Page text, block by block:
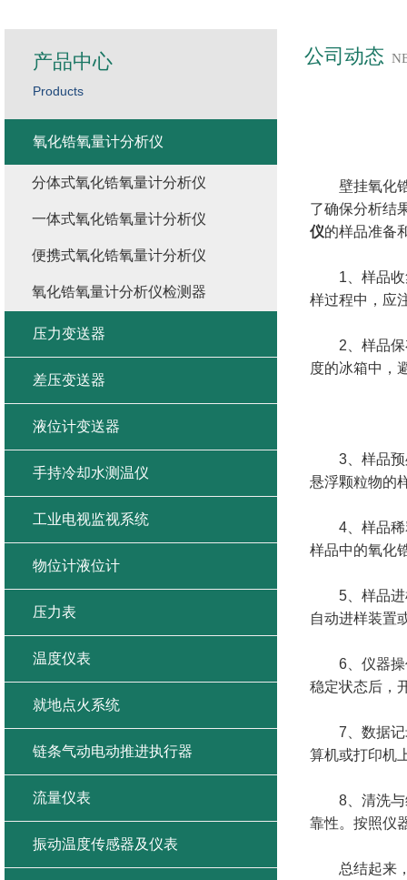
公司动态
壁挂氧化锆
了确保分析结
仪的样品准备
1、样品收集
样过程中，应
2、样品保存
度的冰箱中，
3、样品预处
悬浮颗粒物的
4、样品稀释
样品中的氧化
5、样品进样
自动进样装置
6、仪器操作
稳定状态后，
7、数据记录
算机或打印机
8、清洗与维
靠性。按照仪
总结起来，
产品中心
Products
氧化锆氧量计分析仪
分体式氧化锆氧量计分析仪
一体式氧化锆氧量计分析仪
便携式氧化锆氧量计分析仪
氧化锆氧量计分析仪检测器
压力变送器
差压变送器
液位计变送器
手持冷却水测温仪
工业电视监视系统
物位计液位计
压力表
温度仪表
就地点火系统
链条气动电动推进执行器
流量仪表
振动温度传感器及仪表